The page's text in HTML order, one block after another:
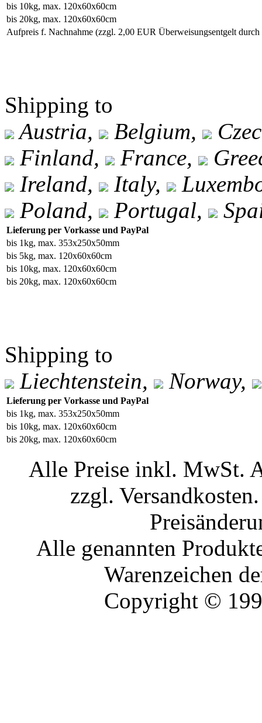
bis 10kg, max. 120x60x60cm
bis 20kg, max. 120x60x60cm
Aufpreis f. Nachnahme (zzgl. 2,00 EUR Überweisungsentgelt
Shipping to
Austria,
Belgium,
Finland,
France,
Ireland,
Italy,
Poland,
Portugal,
Lieferung per Vorkasse und PayPal
bis 1kg, max. 353x250x50mm
bis 5kg, max. 120x60x60cm
bis 10kg, max. 120x60x60cm
bis 20kg, max. 120x60x60cm
Shipping to
Liechtenstein,
Norway,
Lieferung per Vorkasse und PayPal
bis 1kg, max. 353x250x50mm
bis 10kg, max. 120x60x60cm
bis 20kg, max. 120x60x60cm
Alle Preise inkl. MwSt.
zzgl.
Alle genannten
Warenzeichen
Copyright ©